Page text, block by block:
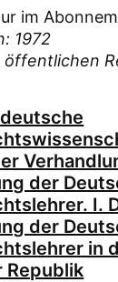
im
1972
öffentlichen
der
I.
der
in
Republik